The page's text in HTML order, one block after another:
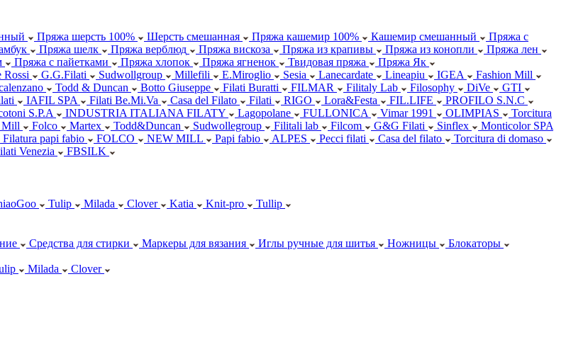
Пряжа шерсть 100% Шерсть смешанная Пряжа кашемир 100% Кашемир смешанный
Пряжа с
Пряжа шелк Пряжа верблюд Пряжа вискоза Пряжа из крапивы Пряжа из конопли
Пряжа лен
Пряжа с пайетками Пряжа хлопок Пряжа ягненок Твидовая пряжа
Пряжа Як
Rossi G.G.Filati Sudwollgroup Millefili E.Miroglio Sesia Lanecardate Lineapiu IGEA
Fashion Mill
Todd & Duncan Botto Giuseppe Filati Buratti FILMAR Filitaly Lab Filosophy DiVe
GTI
IAFIL SPA Filati Be.Mi.Va Casa del Filato Filati RIGO Lora&Festa FIL.LIFE
PROFILO S.N.C
S.P.A INDUSTRIA ITALIANA FILATY Lagopolane FULLONICA Vimar 1991 OLIMPIAS
Torcitura
Mill Folco Martex Todd&Duncan Sudwollegroup Filitali lab Filcom G&G Filati Sinflex
Monticolor SPA
Filatura papi fabio FOLCO NEW MILL Papi fabio ALPES Pecci filati Casa del filato
Torcitura di domaso
Venezia
FBSILK
Tulip Milada Clover Katia Knit-pro
Tullip
Средства для стирки Маркеры для вязания Иглы ручные для шитья Ножницы
Блокаторы
Milada
Clover